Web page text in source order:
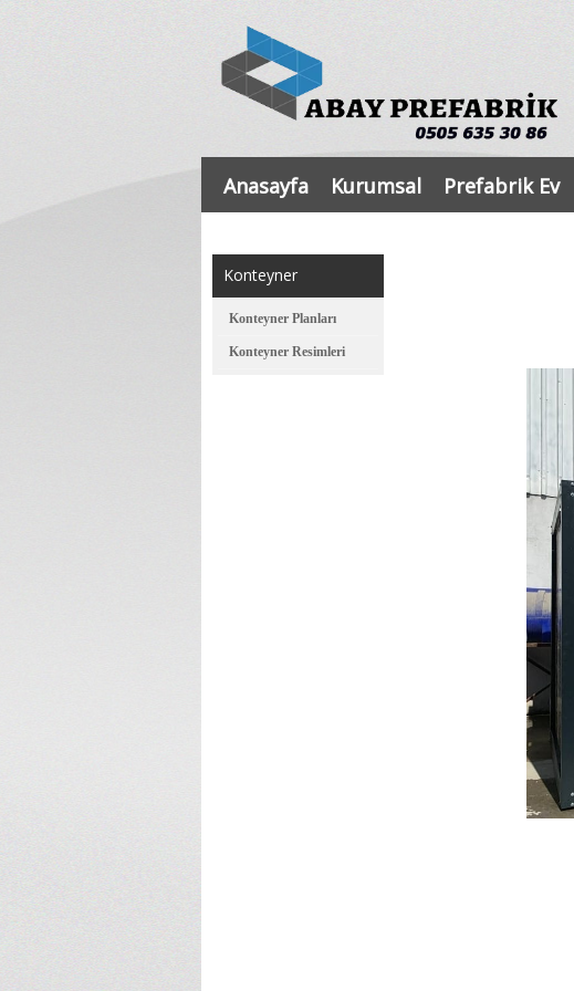
Anasayfa Kurumsal Prefabrik Ev
Konteyner
Konteyner Planları
Konteyner Resimleri